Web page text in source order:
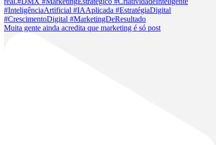
Muita gente ainda acredita que marketing é só post